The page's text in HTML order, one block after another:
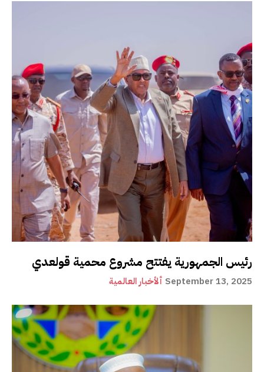
رئيس الجمهورية يفتتح مشروع محمية قولعدي
ألأخبار العالمية September 13, 2025